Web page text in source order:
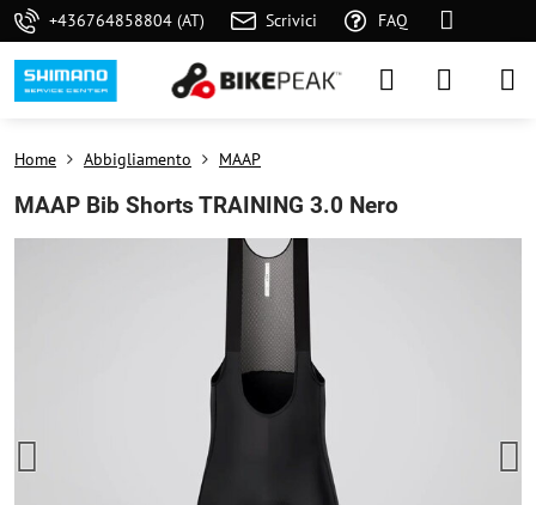
+436764858804 (AT) Scrivici FAQ
Home Abbigliamento MAAP
MAAP Bib Shorts TRAINING 3.0 Nero